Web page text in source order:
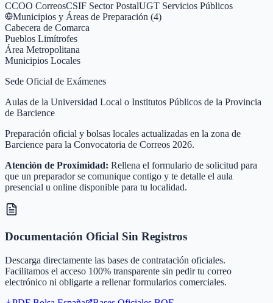
CCOO CorreosCSIF Sector PostalUGT Servicios Públicos
Municipios y Áreas de Preparación (4)
Cabecera de Comarca
Pueblos Limítrofes
Área Metropolitana
Municipios Locales
Sede Oficial de Exámenes
Aulas de la Universidad Local o Institutos Públicos de la Provincia
de Barcience
Preparación oficial y bolsas locales actualizadas en la zona de
Barcience para la Convocatoria de Correos 2026.
Atención de Proximidad: Rellena el formulario de solicitud para
que un preparador se comunique contigo y te detalle el aula
presencial u online disponible para tu localidad.
Documentación Oficial Sin Registros
Descarga directamente las bases de contratación oficiales.
Facilitamos el acceso 100% transparente sin pedir tu correo
electrónico ni obligarte a rellenar formularios comerciales.